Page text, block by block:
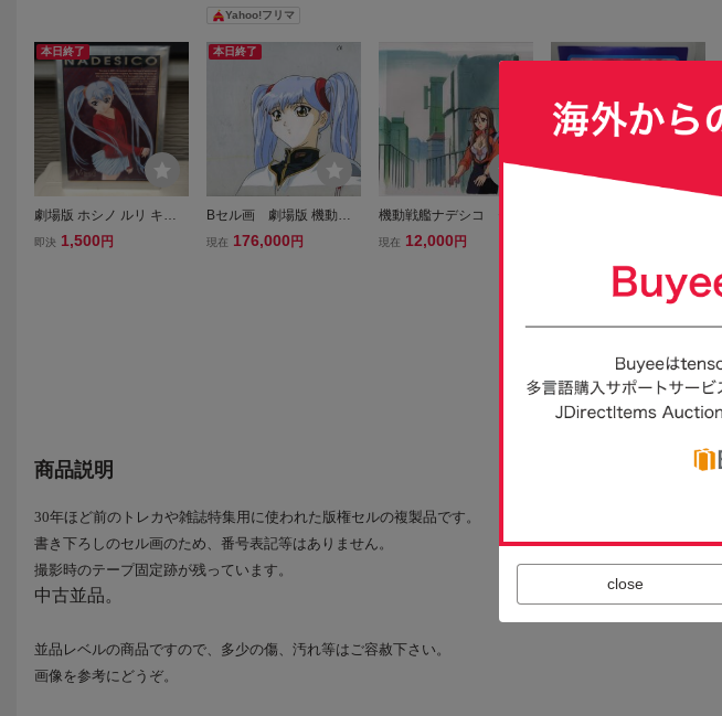
札後即決ＯＫ！切り抜き
品、私服
本日終了
劇場版 ホシノ ルリ キャ
ラメタル パネル ポスタ
即決 1,500 円
Yahoo!フリマ
本日終了
Bセル画 劇場版 機動戦
艦ナデシコ 其の301
現在 176,000 円
機動戦艦ナデシコ セル
画 11 ♯ 原画 動
現在 12,000 円
1/5 コールドキャスト塗装
済み完成品
商品説明
close